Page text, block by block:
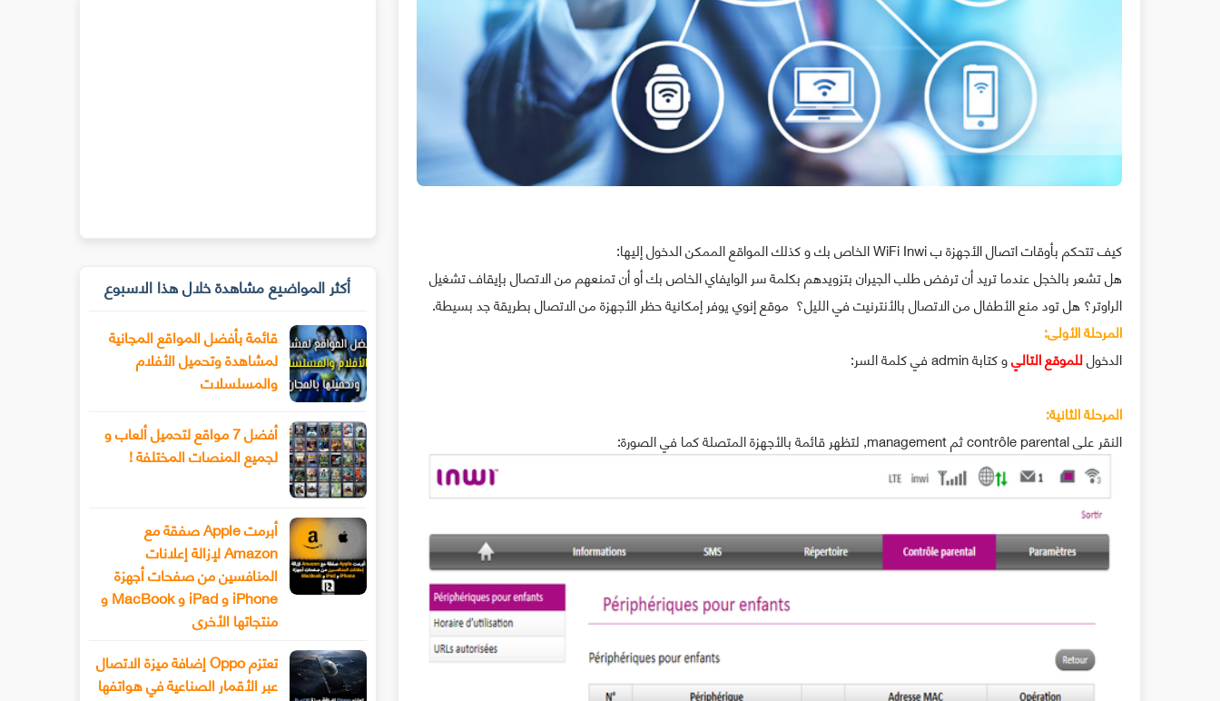
كيف تتحكم بأوقات اتصال الأجهزة ب WiFi Inwi الخاص بك و كذلك المواقع الممكن الدخول إليها:
هل تشعر بالخجل عندما تريد أن ترفض طلب الجيران بتزويدهم بكلمة سر الوايفاي الخاص بك أو أن تمنعهم من الاتصال بإيقاف تشغيل
الراوتر؟ هل تود منع الأطفال من الاتصال بالأنترنيت في الليل؟ موقع إنوي يوفر إمكانية حظر الأجهزة من الاتصال بطريقة جد بسيطة.
المرحلة الأولى:
الدخولللموقع التاليو كتابة admin في كلمة السر:
المرحلة الثانية:
النقر على contrôle parental ثم management, لتظهر قائمة بالأجهزة المتصلة كما في الصورة:
أكثر المواضيع مشاهدة خلال هذا الاسبوع
قائمة بأفضل المواقع المجانية
لمشاهدة وتحميل الأفلام
والمسلسلات
أفضل 7 مواقع لتحميل ألعاب و
لجميع المنصات المختلفة !
أبرمت Apple صفقة مع
Amazon لإزالة إعلانات
المنافسين من صفحات أجهزة
iPhone و iPad و MacBook و
منتجاتها الأخرى
تعتزم Oppo إضافة ميزة الاتصال
عبر الأقمار الصناعية في هواتفها